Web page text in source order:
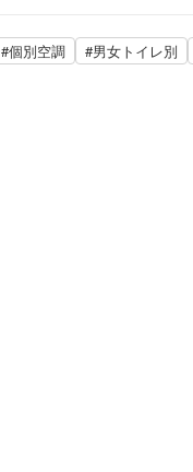
#個別空調 #男女トイレ別